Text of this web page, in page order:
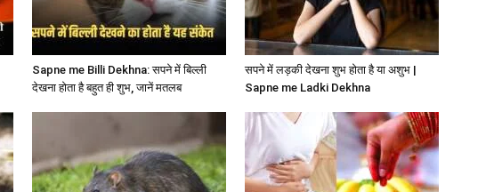
Sapne me Billi Dekhna: सपने में बिल्ली
देखना होता है बहुत ही शुभ, जानें मतलब
सपने में लड़की देखना शुभ होता है या अशुभ |
Sapne me Ladki Dekhna